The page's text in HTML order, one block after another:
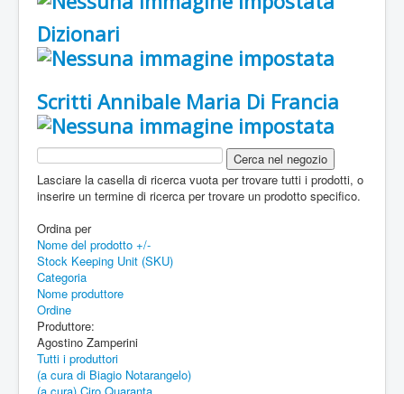
Dizionari
Scritti Annibale Maria Di Francia
Lasciare la casella di ricerca vuota per trovare tutti i prodotti, o
inserire un termine di ricerca per trovare un prodotto specifico.
Ordina per
Nome del prodotto +/-
Stock Keeping Unit (SKU)
Categoria
Nome produttore
Ordine
Produttore:
Agostino Zamperini
Tutti i produttori
(a cura di Biagio Notarangelo)